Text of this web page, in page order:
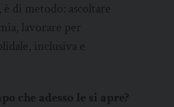
è di metodo: ascoltare
lavorare per
inclusiva e
che adesso le si apre?